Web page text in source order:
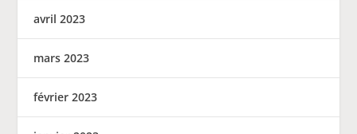
avril 2023
mars 2023
février 2023